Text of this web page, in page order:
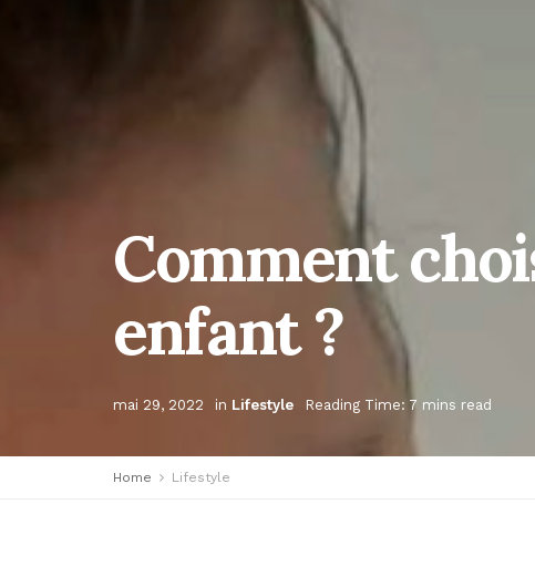
Comment
enfant ?
mai 29, 2022 in Lifestyle Reading Time: 7 mins read
Home Lifestyle